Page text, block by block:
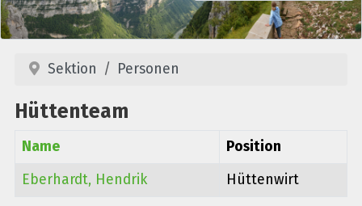
Sektion Personen
Hüttenteam
Name
Position
Eberhardt, Hendrik
Hüttenwirt